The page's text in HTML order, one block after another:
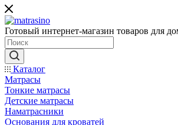
Готовый интернет-магазин товаров для
Каталог
Матрасы
Тонкие матрасы
Детские матрасы
Наматрасники
Основания для кроватей